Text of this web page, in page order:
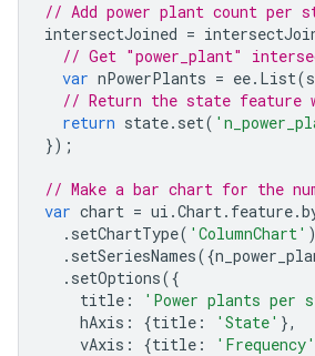
// Add power plant count per
intersectJoined =
// Get "power_plant"
var nPowerPlants = ee. List(
// Return the state feature
return state. set(
});
// Make a bar chart for the
var chart = ui .Chart. feature.
. setChartType( 'ColumnChart' )
. setSeriesNames({
. setOptions({
title : 'Power plants per
hAxis : {title : 'State' },
vAxis : {title : 'Frequency'